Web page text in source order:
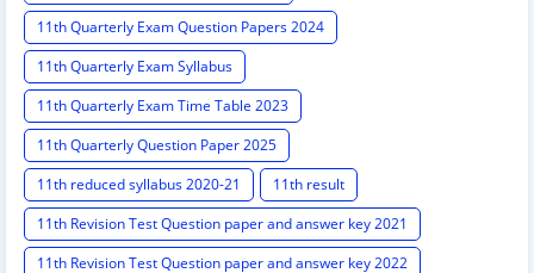
11th Quarterly Exam Question Papers 2024
11th Quarterly Exam Syllabus
11th Quarterly Exam Time Table 2023
11th Quarterly Question Paper 2025
11th reduced syllabus 2020-21
11th result
11th Revision Test Question paper and answer key 2021
11th Revision Test Question paper and answer key 2022